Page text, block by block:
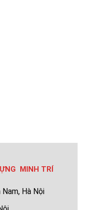
MINH TRÍ
Hà Nội